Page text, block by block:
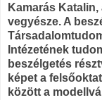
Kamarás
vegyésze. A
Intézetének
beszélgetés
képet a
között a